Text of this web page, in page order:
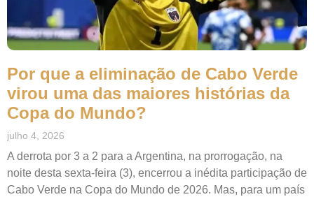
Por que a eliminação de Cabo Verde
virou uma das maiores histórias da
Copa do Mundo?
julho 4, 2026
A derrota por 3 a 2 para a Argentina, na prorrogação, na
noite desta sexta-feira (3), encerrou a inédita participação de
Cabo Verde na Copa do Mundo de 2026. Mas, para um país